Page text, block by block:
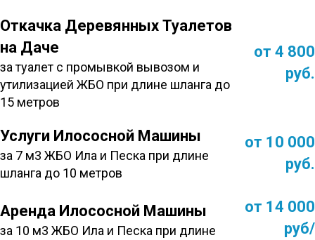
Откачка Деревянных Туалетов
на Даче
за туалет с промывкой вывозом и
утилизацией ЖБО при длине шланга до
15 метров
от 4 800
руб.
Услуги Илососной Машины
за 7 м3 ЖБО Ила и Песка при длине
шланга до 10 метров
от 10 000
руб.
Аренда Илососной Машины
за 10 м3 ЖБО Ила и Песка при длине
от 14 000
руб/